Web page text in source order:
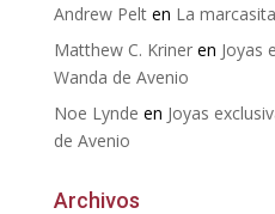
Andrew Pelten La
Matthew C. Krineren Joyas
Wanda de Avenio
Noe Lynde en Joyas
de Avenio
Archivos